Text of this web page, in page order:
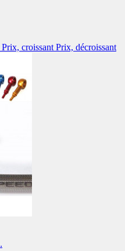
Prix, croissant Prix, décroissant